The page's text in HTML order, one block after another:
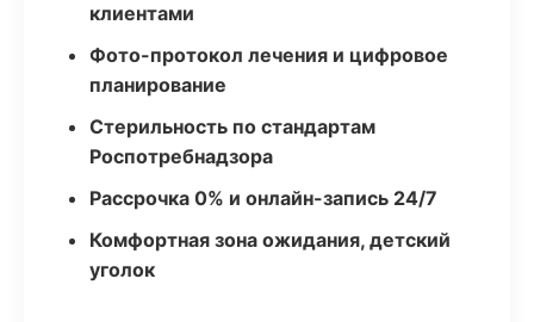
клиентами
Фото-протокол лечения и цифровое
планирование
Стерильность по стандартам
Роспотребнадзора
Рассрочка 0% и онлайн-запись 24/7
Комфортная зона ожидания, детский
уголок